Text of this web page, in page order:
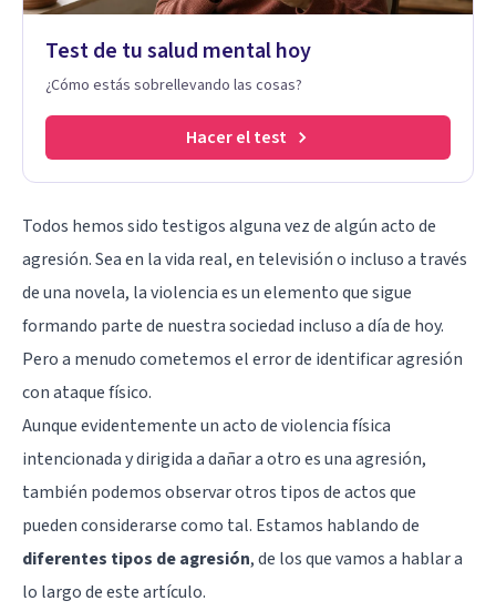
Test de tu salud mental hoy
¿Cómo estás sobrellevando las cosas?
Hacer el test
Todos hemos sido testigos alguna vez de algún acto de
agresión. Sea en la vida real, en televisión o incluso a través
de una novela, la violencia es un elemento que sigue
formando parte de nuestra sociedad incluso a día de hoy.
Pero a menudo cometemos el error de identificar agresión
con ataque físico.
Aunque evidentemente un acto de violencia física
intencionada y dirigida a dañar a otro es una agresión,
también podemos observar otros tipos de actos que
pueden considerarse como tal. Estamos hablando de
diferentes tipos de agresión, de los que vamos a hablar a
lo largo de este artículo.